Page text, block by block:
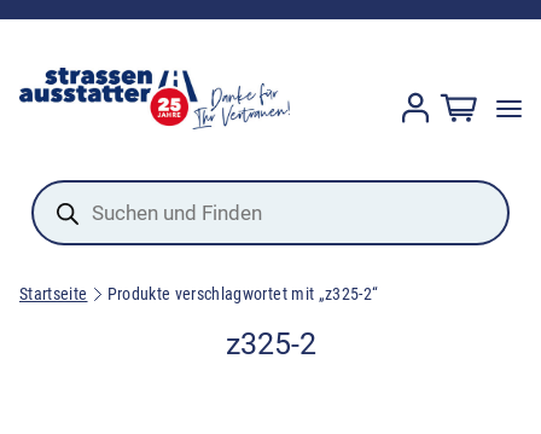
Products
search
Startseite Produkte verschlagwortet mit „z325-2“
z325-2